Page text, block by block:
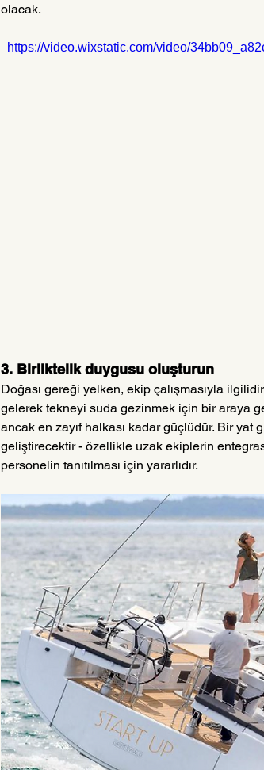
olacak.
https://video.wixstatic.com/video/
3. Birliktelik duygusu oluşturun
Doğası gereği yelken, ekip çalışmasıyla
gelerek tekneyi suda gezinmek için bir araya
ancak en zayıf halkası kadar güçlüdür. Bir
geliştirecektir - özellikle uzak ekiplerin
personelin tanıtılması için yararlıdır.